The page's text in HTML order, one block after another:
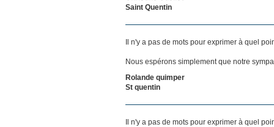
Saint Quentin
Il n'y a pas de mots pour exprimer à quel
Nous espérons simplement que notre
Rolande quimper
St quentin
Il n'y a pas de mots pour exprimer à quel